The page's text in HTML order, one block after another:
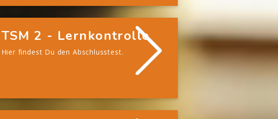
TSM 2 - Lernkontrolle
Hier findest Du den Abschlusstest.